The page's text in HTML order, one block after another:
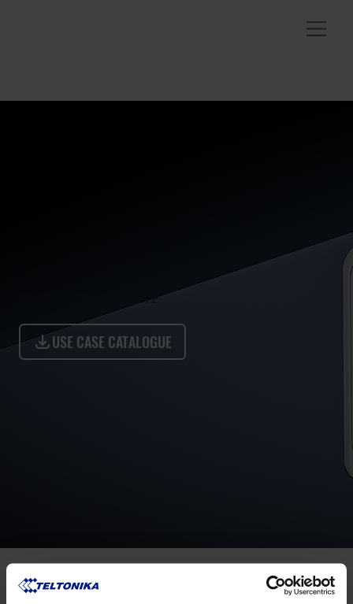
CIUDAD INTELIGENTE
USE CASE CATALOGUE